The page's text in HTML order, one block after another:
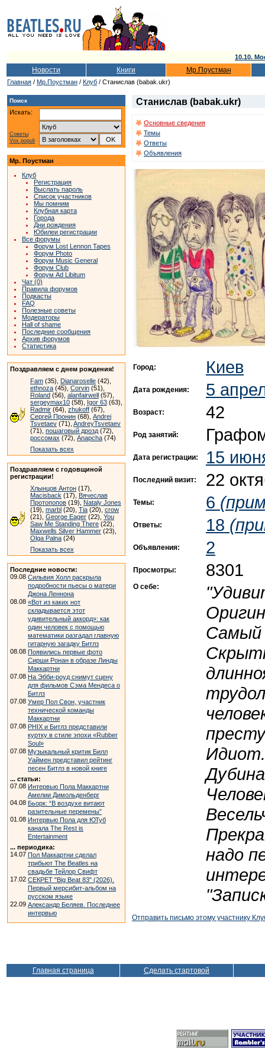
10.10.
Новости Книги Мр.Поустман
Главная / Мр.Поустман / Клуб / Станислав (babak.ukr)
Поиск
Искать:
Советы
Vox populi
Мр. Поустман
Клуб
Регистрация
Выслать пароль
Список участников
Мы помним
Клубная карта
Города
Дни рождения
Юбилеи регистрации
Все форумы
Форум Lost Lennon Tapes
Форум Photo
Форум Music General
Форум Club
Форум Ad Libitum
Чат (0)
Правила форумов
Подкасты
FAQ
Полезные советы
Модераторы
Hall of shame
Последние сообщения
Архив форумов
Статистика
Поздравляем с днем рождения!
Fam (35), Dianaroselle (42),
ethnoza (45), Corvin (51),
Roland (56), alanfairwell (57),
sergeymax10 (58), Igor 63 (63),
Radmir (64), zhukoff (67),
Сергей Пронин (68), Andrei
Tsvetaev (71), AndreyTsvetaev
(71), пошаговый дрозд (72),
россомах (72), Anapcha (74)
Показать всех
Поздравляем с годовщиной
регистрации!
Хлынцов Антон (17),
Macisback (17), Вячеслав
Протопопов (19), Nataly Jones
(19), marbl (20), Tia (20), crow
(21), George Eager (22), You
Saw Me Standing There (22),
Maxwells Silver Hammer (23),
Olga Palna (24)
Показать всех
Последние новости:
09.08 Сильвия Холл раскрыла
подробности пьесы о матери
Джона Леннона
08.08 «Вот из каких нот
складывается этот
удивительный аккорд»: как
один человек с помощью
математики разгадал главную
гитарную загадку Битлз
08.08 Появились первые фото
Сирши Ронан в образе Линды
Маккартни
07.08 На Эбби-роуд снимут сцену
для фильмов Сэма Мендеса о
Битлз
07.08 Умер Пол Свон, участник
технической команды
Маккартни
07.08 PHIX и Битлз представили
куртку в стиле эпохи «Rubber
Soul»
07.08 Музыкальный критик Билл
Уаймен представил рейтинг
песен Битлз в новой книге
... статьи:
07.08 Интервью Пола Маккартни
Амелии Димольденберг
04.08 Бьорк: “В воздухе витают
разительные перемены”
01.08 Интервью Пола для ЮТуб
канала The Rest is
Entertainment
... периодика:
14.07 Пол Маккартни сделал
трибьют The Beatles на
свадьбе Тейлор Свифт
17.02 СЕКРЕТ "Big Beat 83" (2026).
Первый мерсибит-альбом на
русском языке
22.09 Александр Беляев. Последнее
интервью
Станислав (babak.ukr)
Основные сведения
Темы
Ответы
Объявления
Город: Киев
Дата рождения: 5
Возраст: 42
Род занятий:
Дата регистрации: 15
Последний визит: 22
Темы: 6
Ответы: 18
Объявления: 2
Просмотры: 8301
О себе:
Самый
надо
Отправить письмо этому участнику
Главная страница Сделать стартовой